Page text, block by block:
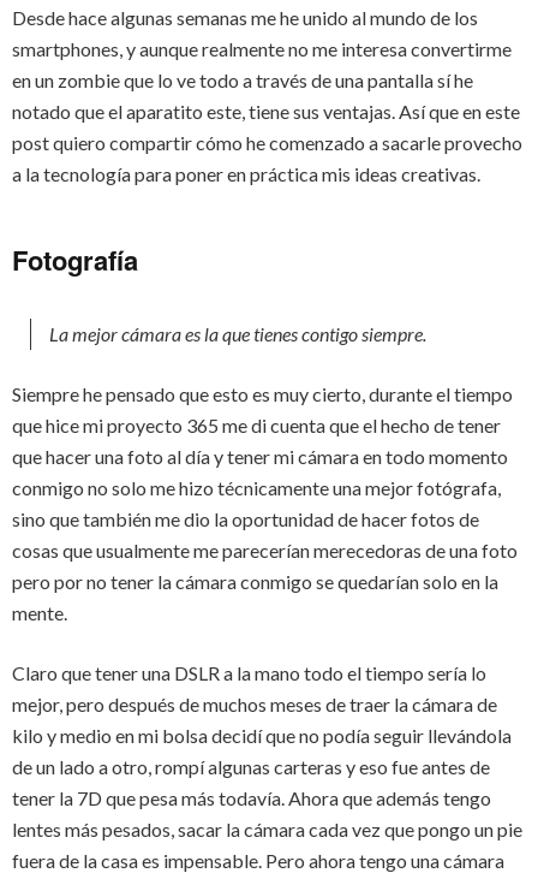
Desde hace algunas semanas me he unido al mundo de los
smartphones, y aunque realmente no me interesa convertirme
en un zombie que lo ve todo a través de una pantalla sí he
notado que el aparatito este, tiene sus ventajas. Así que en este
post quiero compartir cómo he comenzado a sacarle provecho
a la tecnología para poner en práctica mis ideas creativas.
Fotografía
La mejor cámara es la que tienes contigo siempre.
Siempre he pensado que esto es muy cierto, durante el tiempo
que hice mi proyecto 365 me di cuenta que el hecho de tener
que hacer una foto al día y tener mi cámara en todo momento
conmigo no solo me hizo técnicamente una mejor fotógrafa,
sino que también me dio la oportunidad de hacer fotos de
cosas que usualmente me parecerían merecedoras de una foto
pero por no tener la cámara conmigo se quedarían solo en la
mente.
Claro que tener una DSLR a la mano todo el tiempo sería lo
mejor, pero después de muchos meses de traer la cámara de
kilo y medio en mi bolsa decidí que no podía seguir llevándola
de un lado a otro, rompí algunas carteras y eso fue antes de
tener la 7D que pesa más todavía. Ahora que además tengo
lentes más pesados, sacar la cámara cada vez que pongo un pie
fuera de la casa es impensable. Pero ahora tengo una cámara